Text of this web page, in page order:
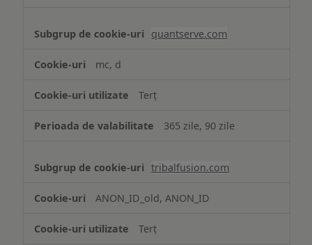
quantserve.com
mc, d
Terț
365 zile, 90 zile
tribalfusion.com
ANON_ID_old, ANON_ID
Terț